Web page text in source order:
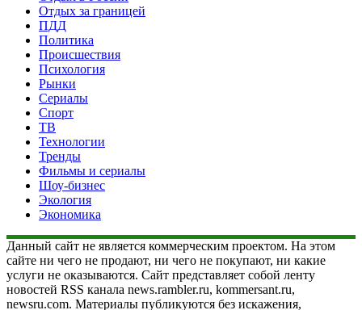
Отдых за границей
ПДД
Политика
Происшествия
Психология
Рынки
Сериалы
Спорт
ТВ
Технологии
Тренды
Фильмы и сериалы
Шоу-бизнес
Экология
Экономика
Данный сайт не является коммерческим проектом. На этом
сайте ни чего не продают, ни чего не покупают, ни какие
услуги не оказываются. Сайт представляет собой ленту
новостей RSS канала news.rambler.ru, kommersant.ru,
newsru.com. Материалы публикуются без искажения,